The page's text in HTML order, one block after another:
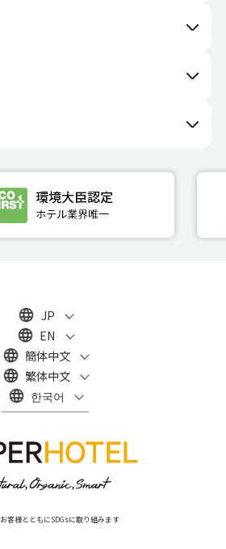
JP
EN
簡体中文
繁体中文
한국어
お客様とともにSDGsに取り組みます